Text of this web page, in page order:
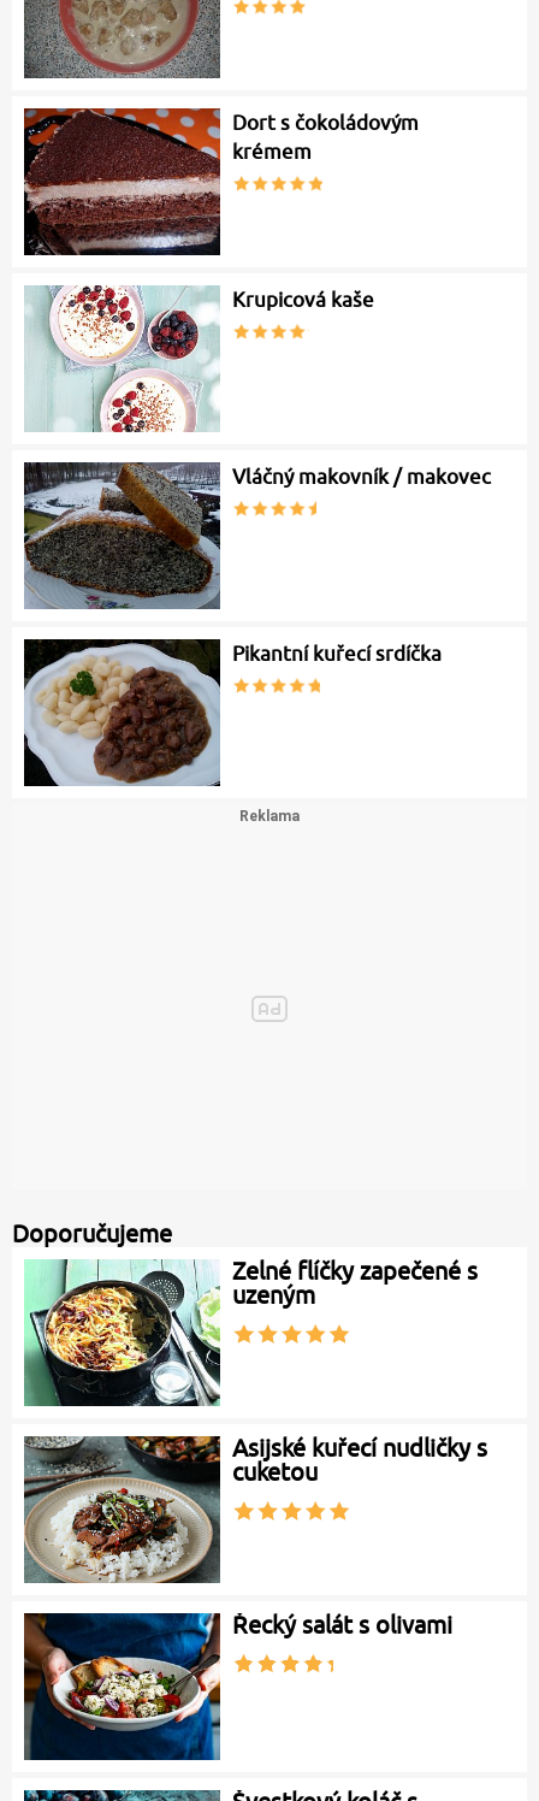
Dort s čokoládovým
krémem
Krupicová kaše
Vláčný makovník / makovec
Pikantní kuřecí srdíčka
Doporučujeme
Zelné flíčky zapečené s
uzeným
Asijské kuřecí nudličky s
cuketou
Řecký salát s olivami